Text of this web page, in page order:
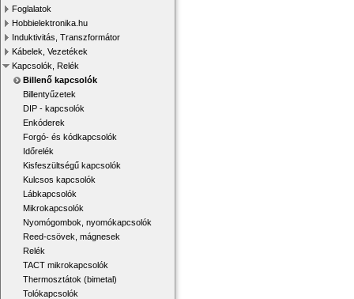
Foglalatok
Hobbielektronika.hu
Induktivitás, Transzformátor
Kábelek, Vezetékek
Kapcsolók, Relék
Billenő kapcsolók
Billentyűzetek
DIP - kapcsolók
Enkóderek
Forgó- és kódkapcsolók
Időrelék
Kisfeszültségű kapcsolók
Kulcsos kapcsolók
Lábkapcsolók
Mikrokapcsolók
Nyomógombok, nyomókapcsolók
Reed-csövek, mágnesek
Relék
TACT mikrokapcsolók
Thermosztátok (bimetal)
Tolókapcsolók